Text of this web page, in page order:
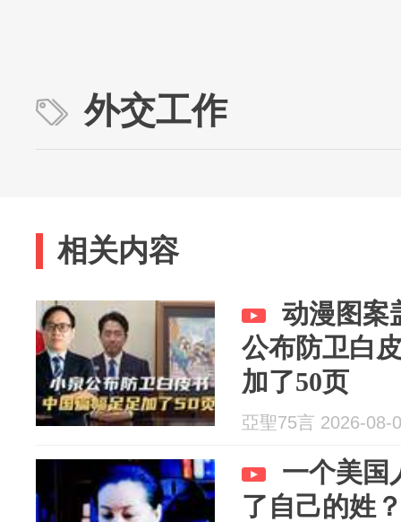
外交工作
相关内容
动漫图案
公布防卫白
加了50页
亞聖75言 2026-08-
一个美国
了自己的姓